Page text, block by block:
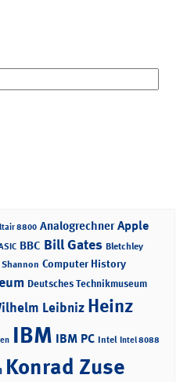
8800 Analogrechner Apple
BBC Bill Gates Bletchley
Computer History
Deutsches Technikmuseum
Leibniz Heinz
IBM IBM PC Intel Intel 8088
Konrad Zuse